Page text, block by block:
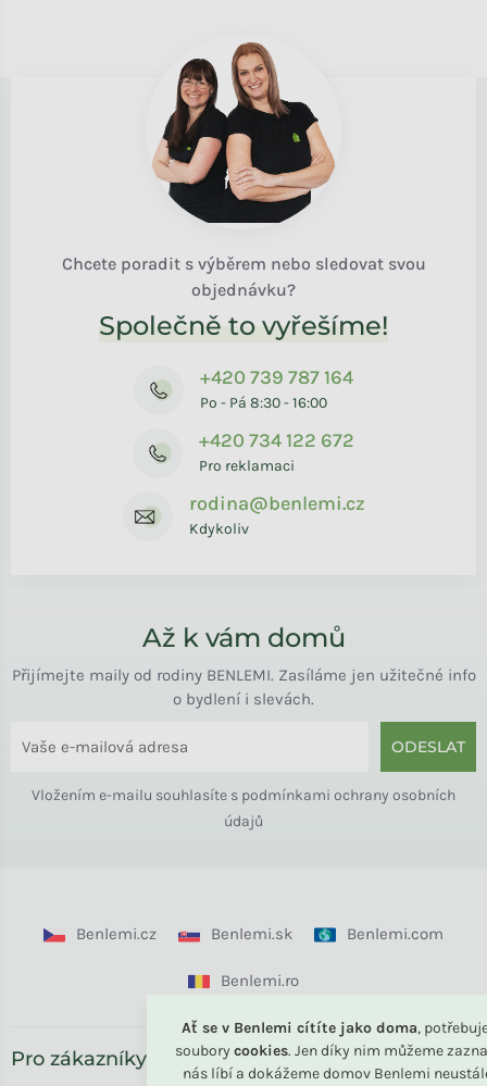
Ať se v Benlemi cítíte jako doma,
soubory cookies. Jen díky nim můžeme
nás líbí a dokážeme domov Benlemi
Chcete poradit s výběrem nebo sledovat svou
objednávku?
Společně to vyřešíme!
+420 739 787 164
Po - Pá 8:30 - 16:00
+420 734 122 672
Pro reklamaci
rodina@benlemi.cz
Kdykoliv
Až k vám domů
Přijímejte maily od rodiny BENLEMI. Zasíláme jen užitečné info
o bydlení i slevách.
ODESLAT
Vložením e-mailu souhlasíte s podmínkami ochrany osobních
údajů
Benlemi.cz Benlemi.sk Benlemi.com
Benlemi.ro
Pro zákazníky